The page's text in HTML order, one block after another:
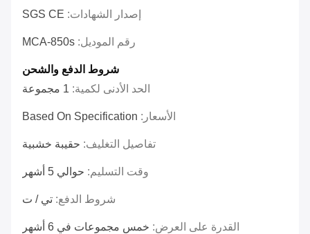
إصدار الشهادات: SGS CE
رقم الموديل: MCA-850s
شروط الدفع والشحن
الحد الأدنى لكمية: 1 مجموعة
الأسعار: Based On Specification
تفاصيل التغليف: حقيبة خشبية
وقت التسليم: حوالي 5 أشهر
شروط الدفع: تي / ت
القدرة على العرض: خمس مجموعات في 6 أشهر